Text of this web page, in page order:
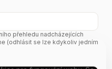
přehledu nadcházejících
(odhlásit se lze kdykoliv jedním